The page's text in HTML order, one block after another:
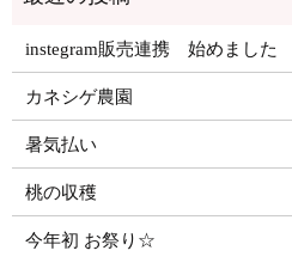
instegram販売連携 始めました
カネシゲ農園
暑気払い
桃の収穫
今年初 お祭り☆